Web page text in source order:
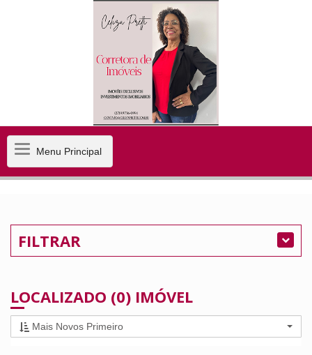
MenuMenu Principal
FILTRAR
LOCALIZADO (0) IMÓVEL
Mais Novos Primeiro